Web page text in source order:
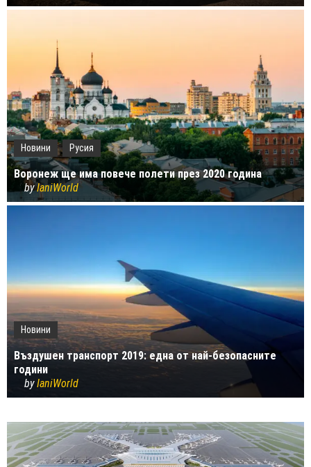
Новини Русия
Воронеж ще има повече полети през 2020 година
byIaniWorld
Новини
Въздушен транспорт 2019: една от най-безопасните
години
byIaniWorld